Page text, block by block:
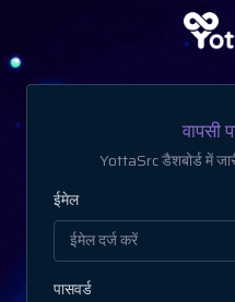
वापसी
YottaSrc डैशबोर्ड में
ईमेल
पासवर्ड